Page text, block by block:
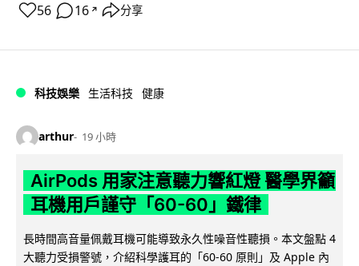
56 16 ↗ 分享
科技娛樂 生活科技 健康
arthur 19 小時
AirPods 用家注意聽力響紅燈 醫學界籲
耳機用戶謹守「60-60」鐵律
長時間高音量佩戴耳機可能導致永久性噪音性聽損。本文盤點 4
大聽力受損警號，介紹科學護耳的「60-60 原則」及 Apple 內